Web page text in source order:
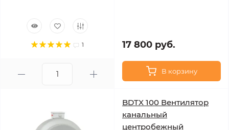
1 17 800 руб.
В корзину
BDTX 100 Вентилятор
канальный
центробежный